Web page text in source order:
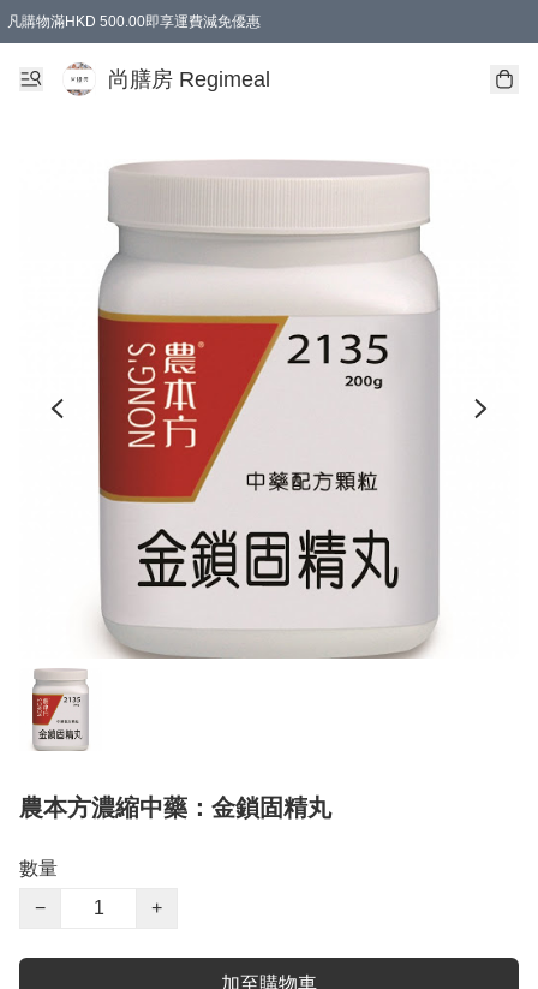
凡購物滿HKD 500.00即享運費減免優惠
尚膳房 Regimeal
農本方濃縮中藥：金鎖固精丸
數量
−
+
加至購物車